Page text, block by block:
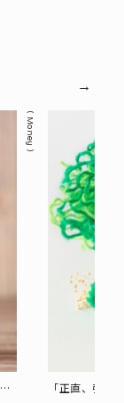
Money
「正直、引き